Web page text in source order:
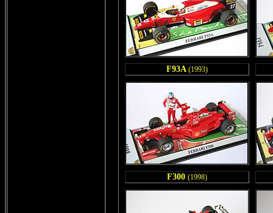
F93A (1993)
F300 (1998)